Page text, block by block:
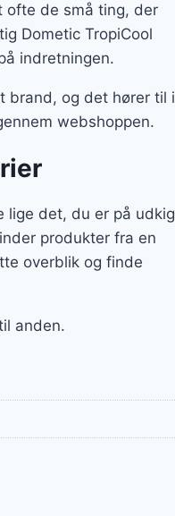
ofte de små ting, der
Dometic TropiCool
indretningen.
brand, og det hører til i
webshoppen.
lige det, du er på udkig
produkter fra en
overblik og finde
anden.